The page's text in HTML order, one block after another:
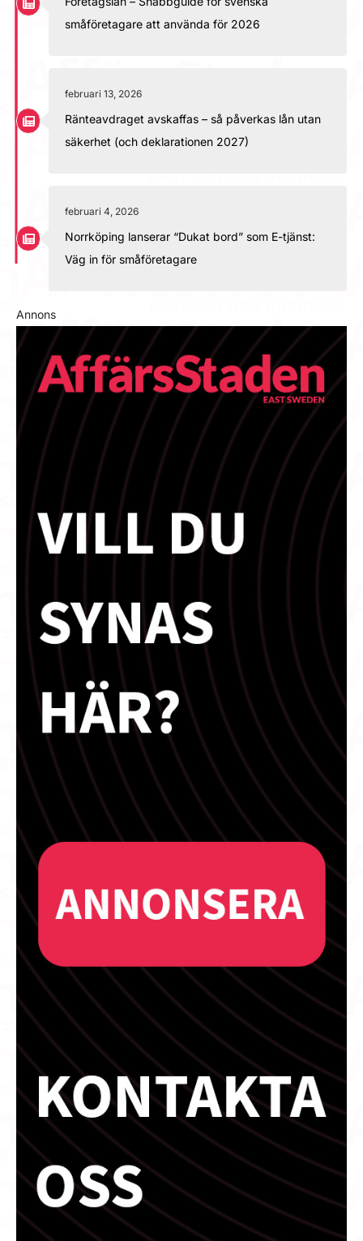
småföretagare att använda för 2026
februari 13, 2026
Ränteavdraget avskaffas – så påverkas lån utan
säkerhet (och deklarationen 2027)
februari 4, 2026
Norrköping lanserar “Dukat bord” som E-tjänst:
Väg in för småföretagare
Annons